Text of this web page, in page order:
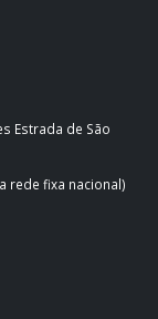
Estrada de São
rede fixa nacional)